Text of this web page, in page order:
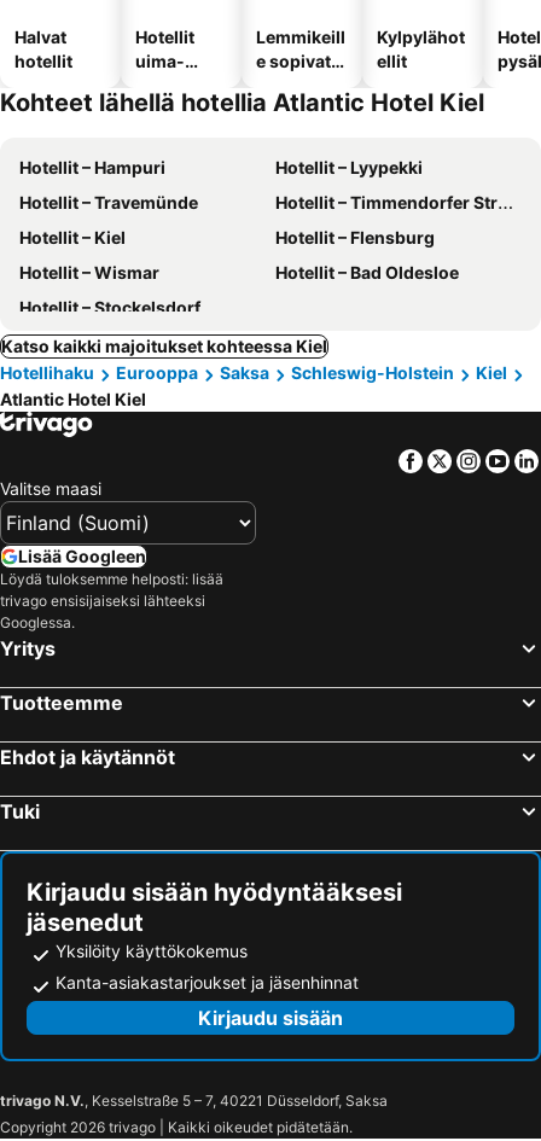
Halvat
hotellit
Hotellit
uima-
Lemmikeill
e sopivat
Kylpylähot
ellit
Kohteet lähellä hotellia Atlantic Hotel Kiel
Hotellit – Hampuri
Hotellit – Lyypekki
Hotellit – Travemünde
Hotellit – Timmendorfer Strand
Hotellit – Kiel
Hotellit – Flensburg
Hotellit – Wismar
Hotellit – Bad Oldesloe
Hotellit – Stockelsdorf
Katso kaikki majoitukset kohteessa Kiel
Hotellihaku
Eurooppa Saksa Schleswig-Holstein
Kiel
Atlantic Hotel Kiel
Facebook
Twitter
Valitse maasi
Lisää Googleen
Löydä tuloksemme helposti: lisää
trivago ensisijaiseksi lähteeksi
Googlessa.
Yritys
Tuotteemme
Ehdot ja käytännöt
Tuki
Kirjaudu sisään hyödyntääksesi
jäsenedut
Yksilöity käyttökokemus
Kanta-asiakastarjoukset ja jäsenhinnat
Kirjaudu sisään
trivago N.V., Kesselstraße 5 – 7, 40221 Düsseldorf, Saksa
Copyright 2026 trivago | Kaikki oikeudet pidätetään.